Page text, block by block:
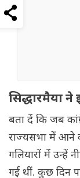
सिद्धारमैया
बता दें कि जब
राज्यसभा में आने
गलियारों में उन्हें
गई थीं. कुछ दिन